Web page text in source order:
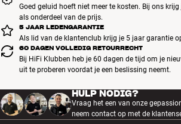
Goed geluid hoeft niet meer te kosten. Bij ons
als onderdeel van de prijs.
5 JAAR LEDENGARANTIE
Als lid van de klantenclub krijg je 5 jaar garantie
60 DAGEN VOLLEDIG RETOURRECHT
Bij HiFi Klubben heb je 60 dagen de tijd om je
uit te proberen voordat je een beslissing neemt.
HULP NODIG?
Vraag het een van onze
neem contact op met de